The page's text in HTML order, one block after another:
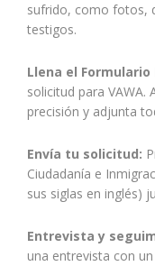
sufrido, como fotos,
testigos.
Llena el Formulario
solicitud para
precisión y adjunta
Envía tu solicitud:
Ciudadanía e
sus siglas en inglés)
Entrevista y
una entrevista con